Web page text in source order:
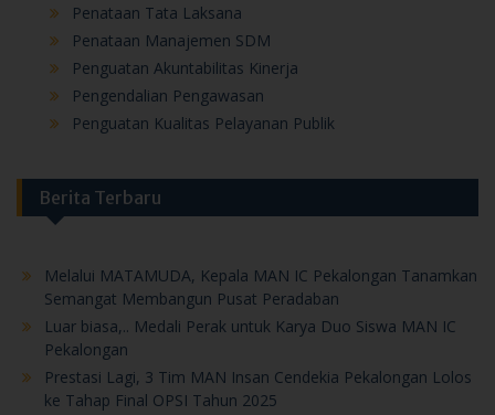
Penataan Tata Laksana
Penataan Manajemen SDM
Penguatan Akuntabilitas Kinerja
Pengendalian Pengawasan
Penguatan Kualitas Pelayanan Publik
Berita Terbaru
Melalui MATAMUDA, Kepala MAN IC Pekalongan Tanamkan
Semangat Membangun Pusat Peradaban
Luar biasa,.. Medali Perak untuk Karya Duo Siswa MAN IC
Pekalongan
Prestasi Lagi, 3 Tim MAN Insan Cendekia Pekalongan Lolos
ke Tahap Final OPSI Tahun 2025